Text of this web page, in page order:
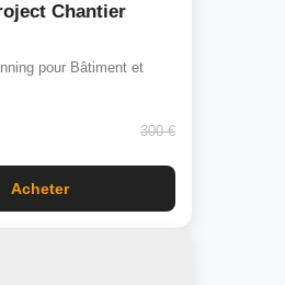
Chantier
pour Bâtiment et
300 €
Acheter